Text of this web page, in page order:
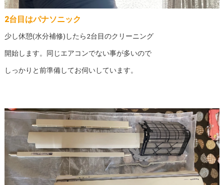
2台目はパナソニック
少し休憩(水分補修)したら2台目のクリーニング
開始します。同じエアコンでない事が多いので
しっかりと前準備してお伺いしています。